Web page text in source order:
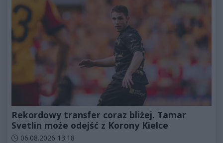
Rekordowy transfer coraz bliżej. Tamar
Svetlin może odejść z Korony Kielce
Data dodania artykułu:
06.08.2026 13:18